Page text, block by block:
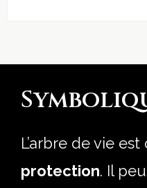
L’arbre de vie
protection. Il